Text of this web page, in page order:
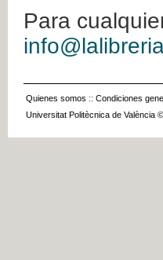
Para
Quienes somos :: Condiciones
Universitat Politècnica de València